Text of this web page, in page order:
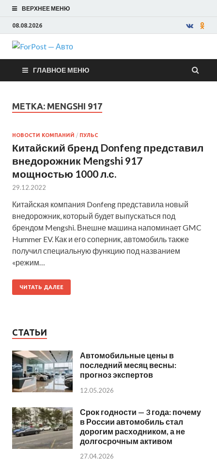
ВЕРХНЕЕ МЕНЮ
08.08.2026
ForPost —
Авто
ГЛАВНОЕ МЕНЮ
МЕТКА: MENGSHI 917
НОВОСТИ КОМПАНИЙ / ПУЛЬС
Китайский бренд Donfeng представил
внедорожник Mengshi 917
мощностью 1000 л.с.
29.12.2022
Китайская компания Donfeng представила новый
внедорожник, который будет выпускаться под
брендом Mengshi. Внешне машина напоминает GMC
Hummer EV. Как и его соперник, автомобиль также
получил специальную функцию под названием
«режим…
ЧИТАТЬ ДАЛЕЕ
СТАТЬИ
Автомобильные цены в
последний месяц весны:
прогноз экспертов
12.05.2026
Срок годности — 3 года: почему
в России автомобиль стал
дорогим расходником, а не
долгосрочным активом
27.04.2026